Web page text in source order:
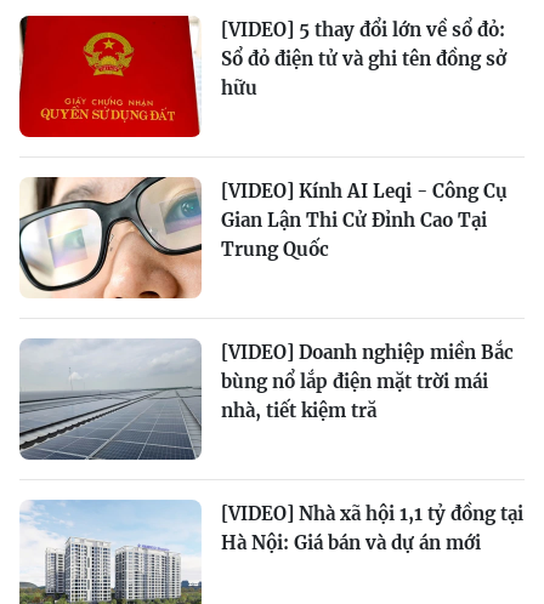
[VIDEO] 5 thay đổi lớn về sổ đỏ:
Sổ đỏ điện tử và ghi tên đồng sở
hữu
[VIDEO] Kính AI Leqi - Công Cụ
Gian Lận Thi Cử Đỉnh Cao Tại
Trung Quốc
[VIDEO] Doanh nghiệp miền Bắc
bùng nổ lắp điện mặt trời mái
nhà, tiết kiệm tră
[VIDEO] Nhà xã hội 1,1 tỷ đồng tại
Hà Nội: Giá bán và dự án mới